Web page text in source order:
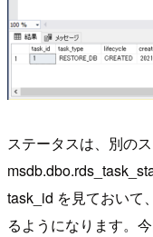
ステータスは、別の
task_id を見ておいて
るようになります。